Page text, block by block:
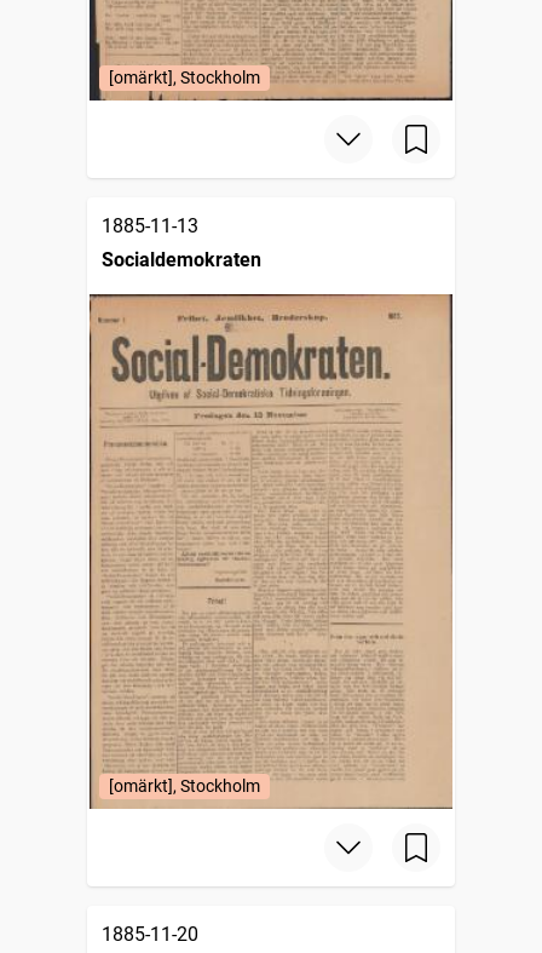
[omärkt], Stockholm
1885-11-13
Socialdemokraten
[omärkt], Stockholm
1885-11-20